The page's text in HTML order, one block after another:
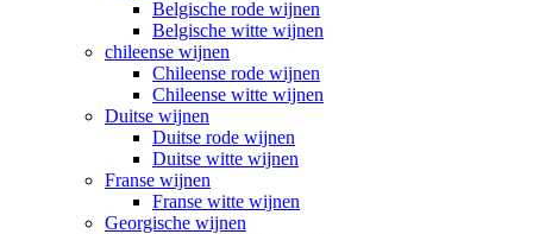
Belgische rode wijnen
Belgische witte wijnen
chileense wijnen
Chileense rode wijnen
Chileense witte wijnen
Duitse wijnen
Duitse rode wijnen
Duitse witte wijnen
Franse wijnen
Franse witte wijnen
Georgische wijnen